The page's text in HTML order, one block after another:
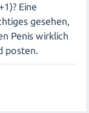
Eine
gesehen,
Penis wirklich
posten.